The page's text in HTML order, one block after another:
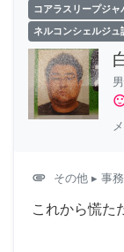
コアラスリープジ
ネルコンシェルジュ
attachment その他 ▸ 事務
これから慌た